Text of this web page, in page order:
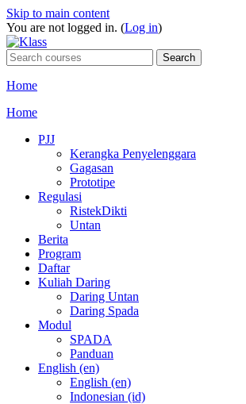
Skip to main content
You are not logged in. (Log in)
Home
Home
PJJ
Kerangka Penyelenggara
Gagasan
Prototipe
Regulasi
RistekDikti
Untan
Berita
Program
Daftar
Kuliah Daring
Daring Untan
Daring Spada
Modul
SPADA
Panduan
English (en)
English (en)
Indonesian (id)